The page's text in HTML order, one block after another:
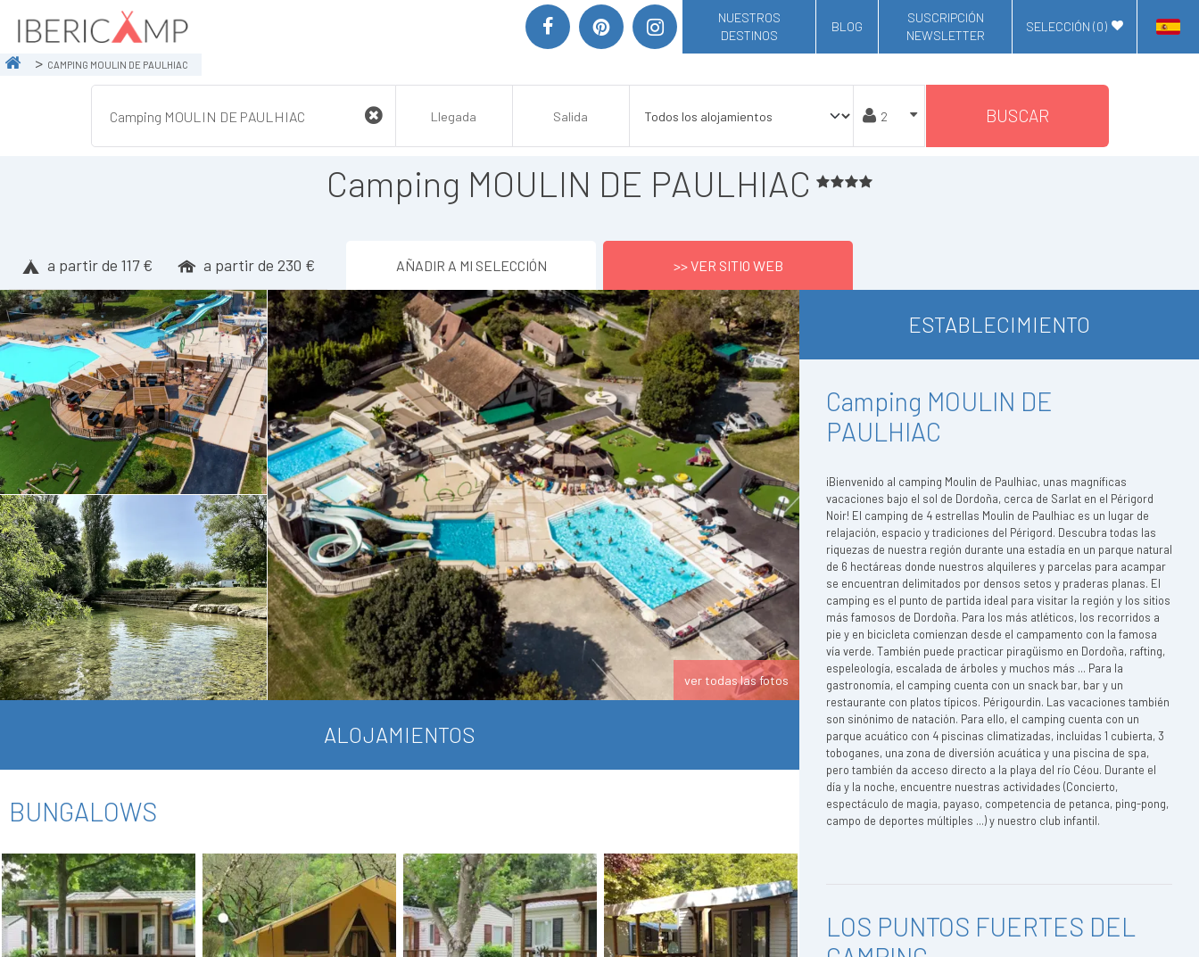
NUESTROS
DESTINOS
BLOG
SUSCRIPCIÓN
NEWSLETTER
SELECCIÓN (0)
CAMPING MOULIN DE PAULHIAC
BUSCAR
Camping MOULIN DE PAULHIAC
a partir de 117 € a partir de 230 € AÑADIR A MI SELECCIÓN >> VER SITIO WEB
ver todas las fotos
ALOJAMIENTOS
BUNGALOWS
ESTABLECIMIENTO
Camping MOULIN DE
PAULHIAC
¡Bienvenido al camping Moulin de Paulhiac, unas magníficas
vacaciones bajo el sol de Dordoña, cerca de Sarlat en el Périgord
Noir! El camping de 4 estrellas Moulin de Paulhiac es un lugar de
relajación, espacio y tradiciones del Périgord. Descubra todas las
riquezas de nuestra región durante una estadía en un parque natural
de 6 hectáreas donde nuestros alquileres y parcelas para acampar
se encuentran delimitados por densos setos y praderas planas. El
camping es el punto de partida ideal para visitar la región y los sitios
más famosos de Dordoña. Para los más atléticos, los recorridos a
pie y en bicicleta comienzan desde el campamento con la famosa
vía verde. También puede practicar piragüismo en Dordoña, rafting,
espeleología, escalada de árboles y muchos más ... Para la
gastronomía, el camping cuenta con un snack bar, bar y un
restaurante con platos típicos. Périgourdin. Las vacaciones también
son sinónimo de natación. Para ello, el camping cuenta con un
parque acuático con 4 piscinas climatizadas, incluidas 1 cubierta, 3
toboganes, una zona de diversión acuática y una piscina de spa,
pero también da acceso directo a la playa del río Céou. Durante el
día y la noche, encuentre nuestras actividades (Concierto,
espectáculo de magia, payaso, competencia de petanca, ping-pong,
campo de deportes múltiples ...) y nuestro club infantil.
LOS PUNTOS FUERTES DEL